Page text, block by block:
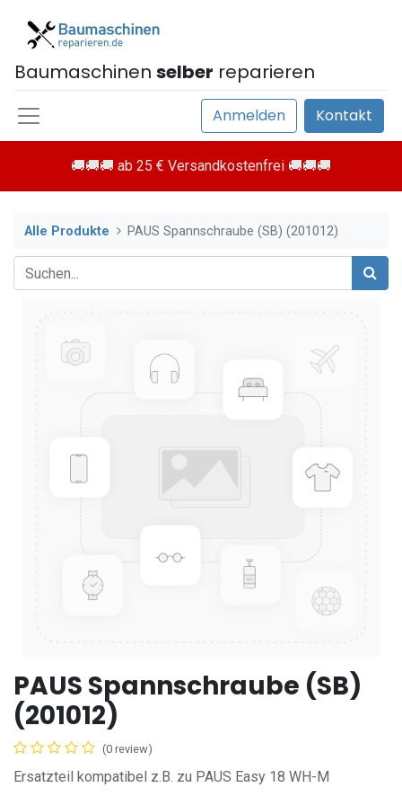
Baumaschinen selber reparieren
Anmelden Kontakt
🚚🚚🚚 ab 25 € Versandkostenfrei 🚚🚚🚚
Alle Produkte PAUS Spannschraube (SB) (201012)
PAUS Spannschraube (SB)
(201012)
(0 review)
Ersatzteil kompatibel z.B. zu PAUS Easy 18 WH-M